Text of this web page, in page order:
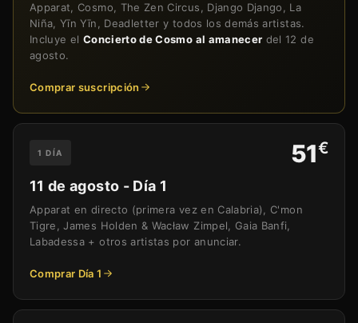
Apparat, Cosmo, The Zen Circus, Django Django, La
Niña, Yīn Yīn, Deadletter y todos los demás artistas.
Incluye el Concierto de Cosmo al amanecer del 12 de
agosto.
Comprar suscripción
1 DÍA 51€
11 de agosto - Día 1
Apparat en directo (primera vez en Calabria), C'mon
Tigre, James Holden & Wacław Zimpel, Gaia Banfi,
Labadessa + otros artistas por anunciar.
Comprar Día 1